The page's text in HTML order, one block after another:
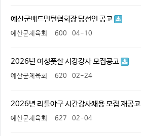
예산군배드민턴협회장 당선인 공고
예산군체육회 600 04-10
2026년 여성풋살 시강강사 모집공고
예산군체육회 620 02-24
2026년 리틀야구 시간강사채용 모집 재공고
예산군체육회 627 02-04